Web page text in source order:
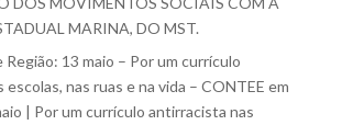
MARINA, DO MST.
Região: 13 maio – Por um currículo
nas ruas e na vida – CONTEE em
| Por um currículo antirracista nas